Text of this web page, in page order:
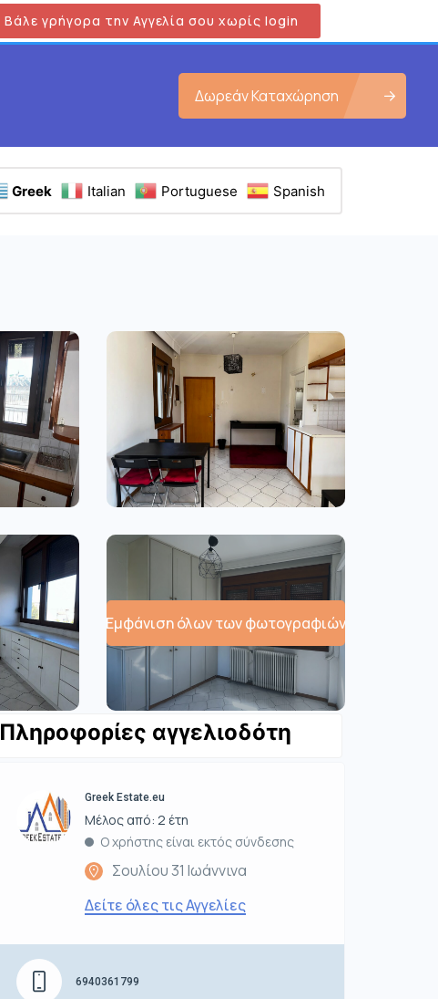
Βάλε γρήγορα την Αγγελία σου χωρίς login
Δωρεάν Καταχώρηση
Greek Italian Portuguese Spanish
Εμφάνιση όλων των φωτογραφιών
Πληροφορίες αγγελιοδότη
Greek Estate.eu
Μέλος από: 2 έτη
Ο χρήστης είναι εκτός σύνδεσης
Σουλίου 31 Ιωάννινα
Δείτε όλες τις Αγγελίες
6940361799